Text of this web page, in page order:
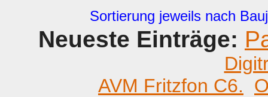
Sortierung jeweils nach
Neueste Einträge:
AVM Fritzfon C6.